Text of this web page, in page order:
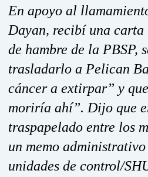
En apoyo al
Dayan, recibí una carta
de hambre de la PBSP,
trasladarlo a Pelican
cáncer a extirpar” y
moriría ahí”. Dijo que
traspapelado entre los
un memo
unidades de control/